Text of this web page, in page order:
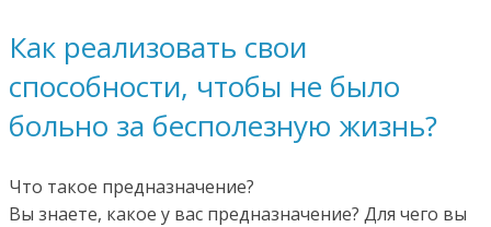
Как реализовать свои
способности, чтобы не было
больно за бесполезную жизнь?
Что такое предназначение?
Вы знаете, какое у вас предназначение? Для чего вы